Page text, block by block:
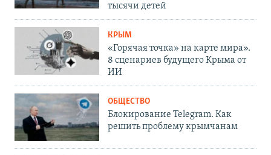
тысячи детей
КРЫМ
«Горячая точка» на карте мира».
8 сценариев будущего Крыма от
ИИ
ОБЩЕСТВО
Блокирование Telegram. Как
решить проблему крымчанам